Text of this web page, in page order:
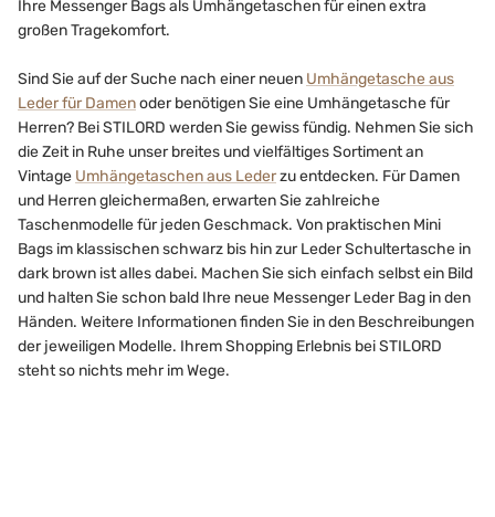
Ihre Messenger Bags als Umhängetaschen für einen extra
großen Tragekomfort.
Sind Sie auf der Suche nach einer neuen Umhängetasche aus
Leder für Damenoder benötigen Sie eine Umhängetasche für
Herren? Bei STILORD werden Sie gewiss fündig. Nehmen Sie sich
die Zeit in Ruhe unser breites und vielfältiges Sortiment an
Vintage Umhängetaschen aus Lederzu entdecken. Für Damen
und Herren gleichermaßen, erwarten Sie zahlreiche
Taschenmodelle für jeden Geschmack. Von praktischen Mini
Bags im klassischen schwarz bis hin zur Leder Schultertasche in
dark brown ist alles dabei. Machen Sie sich einfach selbst ein Bild
und halten Sie schon bald Ihre neue Messenger Leder Bag in den
Händen. Weitere Informationen finden Sie in den Beschreibungen
der jeweiligen Modelle. Ihrem Shopping Erlebnis bei STILORD
steht so nichts mehr im Wege.